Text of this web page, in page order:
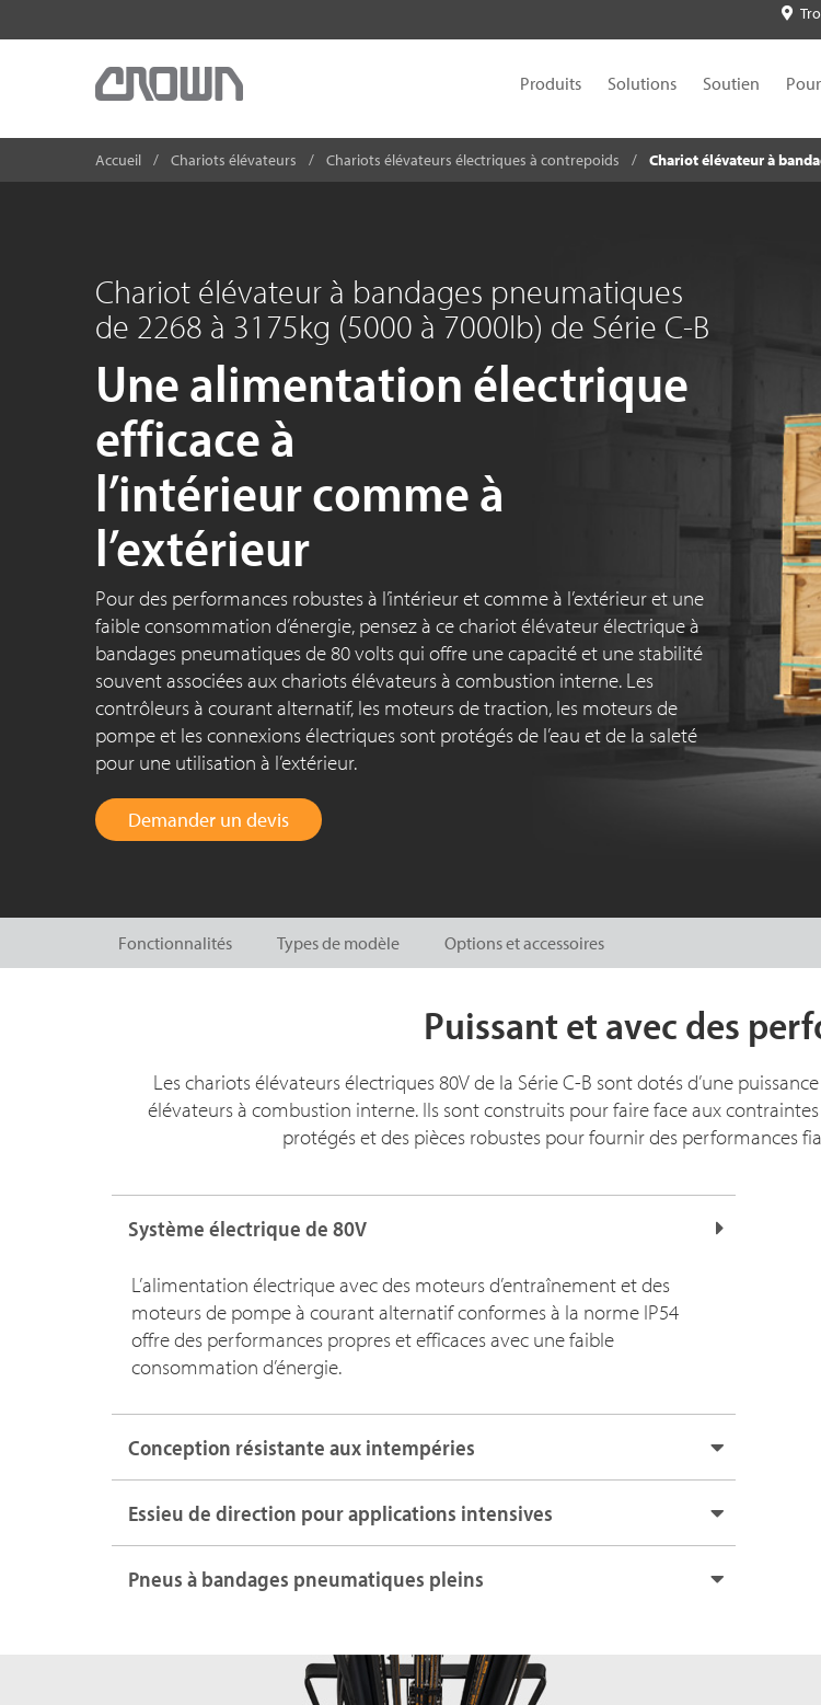
Produits Solutions Soutien
Accueil Chariots élévateurs Chariots élévateurs électriques à contrepoids Chariot élévateur à
Chariot élévateur à bandages pneumatiques
de 2268 à 3175kg (5000 à 7000lb) de Série C-B
Une alimentation électrique
efficace à
l’intérieur comme à
l’extérieur
Pour des performances robustes à l’intérieur et comme à l’extérieur et une
faible consommation d’énergie, pensez à ce chariot élévateur électrique à
bandages pneumatiques de 80 volts qui offre une capacité et une stabilité
souvent associées aux chariots élévateurs à combustion interne. Les
contrôleurs à courant alternatif, les moteurs de traction, les moteurs de
pompe et les connexions électriques sont protégés de l’eau et de la saleté
pour une utilisation à l’extérieur.
Demander un devis
Fonctionnalités Types de modèle Options et accessoires
Puissant et avec des
Les chariots élévateurs électriques 80V de la Série C-B sont dotés d’une
élévateurs à combustion interne. Ils sont construits pour faire face aux
protégés et des pièces robustes pour fournir des performances
Système électrique de 80V
L’alimentation électrique avec des moteurs d’entraînement et des
moteurs de pompe à courant alternatif conformes à la norme IP54
offre des performances propres et efficaces avec une faible
consommation d’énergie.
Conception résistante aux intempéries
Essieu de direction pour applications intensives
Pneus à bandages pneumatiques pleins